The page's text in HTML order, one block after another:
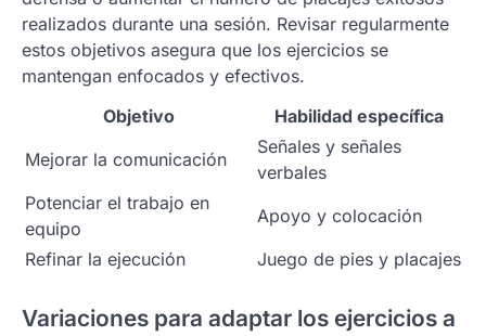
realizados durante una sesión. Revisar regularmente
estos objetivos asegura que los ejercicios se
mantengan enfocados y efectivos.
Objetivo
Habilidad específica
Mejorar la comunicación
Señales y señales
verbales
Potenciar el trabajo en
equipo
Apoyo y colocación
Refinar la ejecución
Juego de pies y placajes
Variaciones para adaptar los ejercicios a